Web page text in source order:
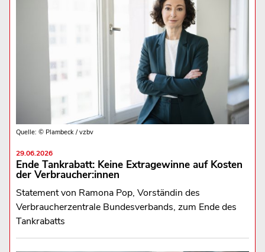
Quelle: © Plambeck / vzbv
29.06.2026
Ende Tankrabatt: Keine Extragewinne auf Kosten
der Verbraucher:innen
Statement von Ramona Pop, Vorständin des
Verbraucherzentrale Bundesverbands, zum Ende des
Tankrabatts